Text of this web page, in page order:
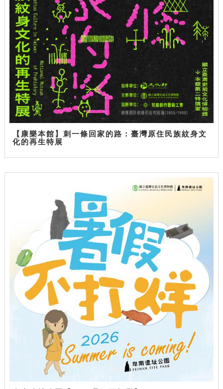
【康樂本館】刺一條回家的路：臺灣原住民族紋身文
化的再生特展